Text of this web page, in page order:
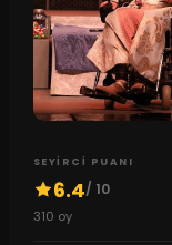
SEYIRCI PUANI
6.4/ 10
310 oy